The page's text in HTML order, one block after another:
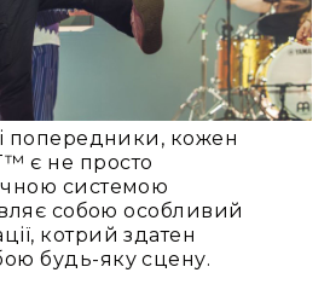
Готові
комплекти
для
нарад
і
конференцій
Спікерфони
попередники, кожен
є не просто
системою
собою особливий
котрий здатен
будь-яку сцену.